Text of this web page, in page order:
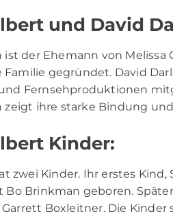
und David
der Ehemann von Melissa
Familie gegründet. David
Fernsehproduktionen
zeigt ihre starke Bindung
Kinder:
zwei Kinder. Ihr erstes
Bo Brinkman geboren.
Boxleitner. Die